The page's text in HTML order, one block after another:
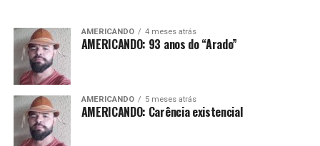
AMERICANDO 4 meses atrás
AMERICANDO: 93 anos do “Arado”
AMERICANDO 5 meses atrás
AMERICANDO: Carência existencial